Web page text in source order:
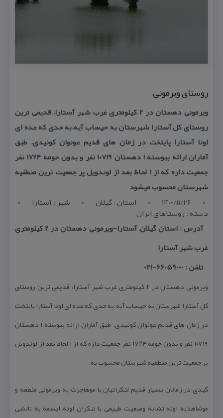
روستای ویرمونی
ویرمونی دهستان در ۲ كیلومتری غرب شهر آستارا، قدیمی ترین
روستای كل آستارا شهرستان به حیساب آیه.به حدی كه عده ای
اونا آستارا پایتخت در زمان های قدیم عونوان كونیدی. طبق
آماران ارائه ببوسته ا دهستان ۱۰۷۱۹ نفر و بدون حومه ۱۷۲۴ نفر
جمعیت داره كه از ا لحاظ بعد از لوندویل پر جمعیت ترین منطقیه
شهرستان محسوب میشود
1400/11/26
استان : گيلان شهر : آستارا
دسته : روستاهای ایران
آدرس : استان گیلان, آستارا-ویرمونی دهستان در ۲ كیلومتری
غرب شهر آستارا
تلفن : 66059000-021
ویرمونی دهستان در ۲ كیلومتری غرب شهر آستارا، قدیمی ترین روستای
كل آستارا شهرستان به حیساب آیه.به حدی كه عده ای اونا آستارا پایتخت
در زمان های قدیم عونوان كونیدی. طبق آماران ارائه ببوسته ا دهستان
۱۰۷۱۹ نفر و بدون حومه ۱۷۲۴ نفر جمعیت داره كه از ا لحاظ بعد از لوندویل
پر جمعیت ترین منطقیه شهرستان محسوب به.
گیدی در زمانان بسیار قدیم لنكرانیان با موهاجرت به ویرمونی منطقه و
موشاهدیه اونه تشابه وضعیت طبیعی با لنكران اونه ایسمه به تالشی